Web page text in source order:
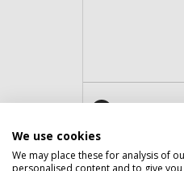
Xerox
We use cookies
We may place these for analysis of
personalised content and to give